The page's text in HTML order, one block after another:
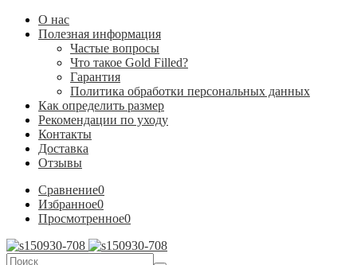
О нас
Полезная информация
Частые вопросы
Что такое Gold Filled?
Гарантия
Политика обработки персональных данных
Как определить размер
Рекомендации по уходу
Контакты
Доставка
Отзывы
Сравнение0
Избранное0
Просмотренное0